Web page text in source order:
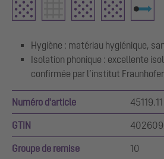
Hygiène : matériau hygiénique,
Isolation phonique : excellente
confirmée par l’institut
Numéro d'article 45119.11
GTIN
Groupe de remise 10